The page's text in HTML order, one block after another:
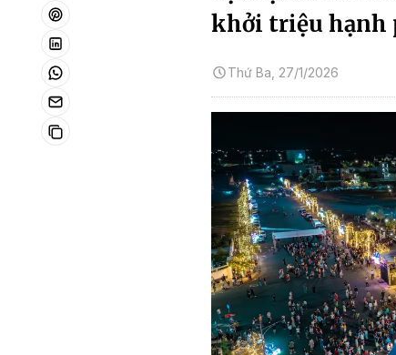
khởi triệu hạnh
Thứ Ba, 27/1/2026